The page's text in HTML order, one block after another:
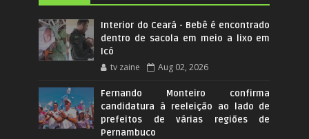
Interior do Ceará - Bebê é encontrado
dentro de sacola em meio a lixo em
Icó
tv zaine Aug 02, 2026
Fernando Monteiro confirma
candidatura à reeleição ao lado de
prefeitos de várias regiões de
Pernambuco